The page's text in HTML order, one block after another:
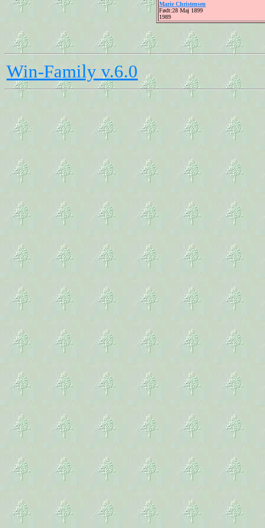
Marie Christensen
Født:28 Maj 1899
1989
Win-Family v.6.0